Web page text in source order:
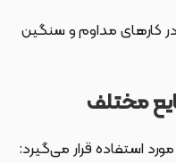
در کارهای مداوم و سنگین
مختلف
استفاده قرار می‌گیرد: